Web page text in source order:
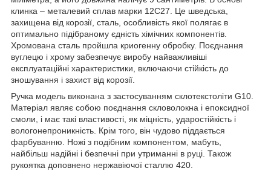
клинка – металевий сплав марки 12С27. Це шведська,
захищена від корозії, сталь, особливість якої полягає в
оптимально підібраному єдність хімічних компонентів.
Хромована сталь пройшла криогенну обробку. Поєднання
вуглецю і хрому забезпечує виробу найважливіші
експлуатаційні характеристики, включаючи стійкість до
зношування і захист від корозії.
Ручка модель виконана з застосуванням склотекстоліти G10.
Матеріал являє собою поєднання скловолокна і епоксидної
смоли, і має такі властивості, як міцність, ударостійкість і
вологонепроникність. Крім того, він чудово піддається
фарбуванню. Ножі з подібним компонентом, мабуть,
найбільш надійні і безпечні при утриманні в руці. Також
рукоятка доповнено нержавіючої сталлю 420.